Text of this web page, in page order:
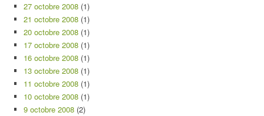
27 octobre 2008 (1)
21 octobre 2008 (1)
20 octobre 2008 (1)
17 octobre 2008 (1)
16 octobre 2008 (1)
13 octobre 2008 (1)
11 octobre 2008 (1)
10 octobre 2008 (1)
9 octobre 2008 (2)